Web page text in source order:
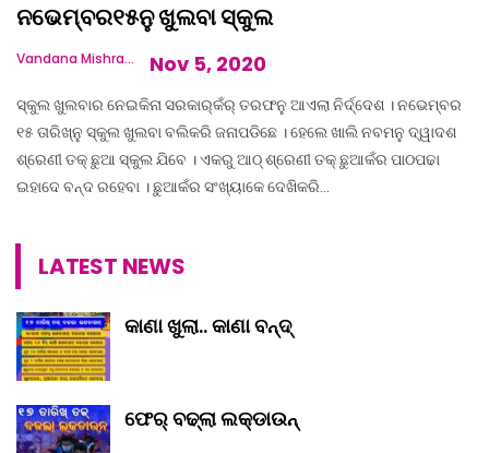
ନଭେମ୍ବର୧୫ନୁ ଖୁଲବା ସ୍କୁଲ
Vandana Mishra Nov 5, 2020
ସ୍କୁଲ ଖୁଲବାର ନେଇକିନା ସରକାର୍‌କଁର୍ ତରଫନୁ ଆଏଲା ନିର୍ଦ୍ଦେଶ । ନଭେମ୍ବର
୧୫ ତାରିଖ୍ନୁ ସ୍କୁଲ ଖୁଲବା ବଲିକରି ଜନାପଡିଛେ । ହେଲେ ଖାଲି ନବମନୁ ଦ୍ୱାଦଶ
ଶ୍ରେଣୀ ତକ୍ ଛୁଆ ସ୍କୁଲ ଯିବେ । ଏକରୁ ଆଠ୍ ଶ୍ରେଣୀ ତକ୍ ଛୁଆକଁର ପାଠପଢା
ଇହାଦେ ବନ୍ଦ ରହେବା । ଛୁଆକଁର ସଂଖ୍ୟାକେ ଦେଖିକରି…
LATEST NEWS
କାଣା ଖୁଲା.. କାଣା ବନ୍ଦ୍‌
ଫେର୍ ବଢ୍‌ଲା ଲକ୍‌ଡାଉନ୍‌